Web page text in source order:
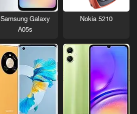
Nokia 5210
Samsung Galaxy
A05s